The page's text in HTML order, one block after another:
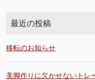
最近の投稿
移転のお知らせ
美脚作りに欠かせないトレ